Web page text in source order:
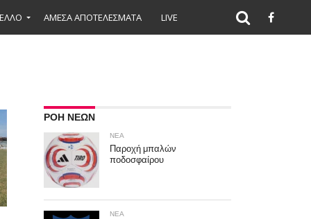
ΑΜΕΣΑ ΑΠΟΤΕΛΕΣΜΑΤΑ LIVE
ΡΟΗ ΝΕΩΝ
ΝΕΑ
Παροχή μπαλών
ποδοσφαίρου
ΝΕΑ